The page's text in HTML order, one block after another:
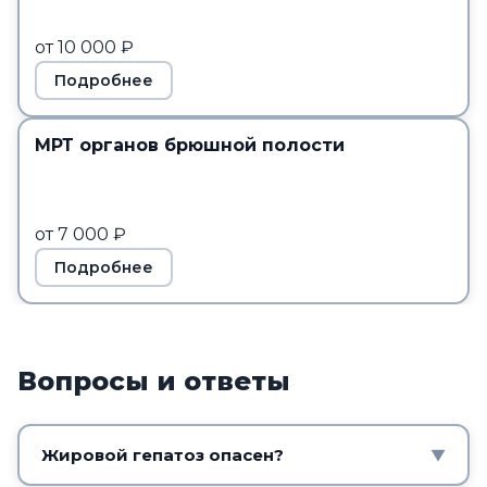
от 10 000 ₽
Подробнее
МРТ органов брюшной полости
от 7 000 ₽
Подробнее
Вопросы и ответы
Жировой гепатоз опасен? ▼